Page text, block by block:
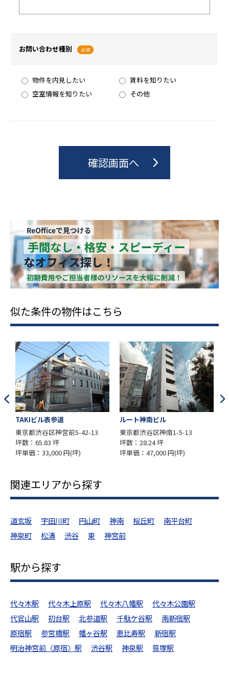
お問い合わせ種別 必須
物件を内見したい
賃料を知りたい
空室情報を知りたい
その他
似た条件の物件はこちら
TAKIビル表参道
東京都渋谷区神宮前5-42-13
坪数：65.83 坪
坪単価：33,000 円(坪)
ルート神南ビル
東京都渋谷区神南1-5-13
坪数：28.24 坪
坪単価：47,000 円(坪)
関連エリアから探す
道玄坂 宇田川町 円山町 神南 桜丘町
南平台町
神泉町
松濤 渋谷 東 神宮前
駅から探す
代々木駅 代々木上原駅 代々木八幡駅
代々木公園駅
代官山駅
初台駅 北参道駅 千駄ケ谷駅
南新宿駅
原宿駅
参宮橋駅 幡ヶ谷駅 恵比寿駅
新宿駅
明治神宮前〈原宿〉駅
渋谷駅 神泉駅 笹塚駅